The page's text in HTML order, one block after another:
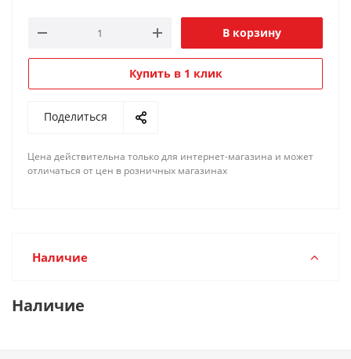
В корзину
Купить в 1 клик
Поделиться
Цена действительна только для интернет-магазина и может
отличаться от цен в розничных магазинах
Наличие
Наличие